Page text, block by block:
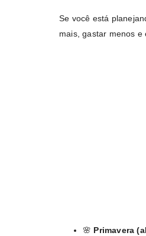
Se você está
mais, gastar menos e
🌸 Primavera